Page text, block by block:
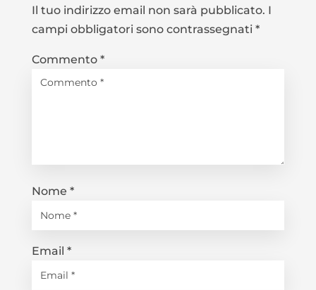
Il tuo indirizzo email non sarà pubblicato. I
campi obbligatori sono contrassegnati *
Commento *
Nome *
Email *